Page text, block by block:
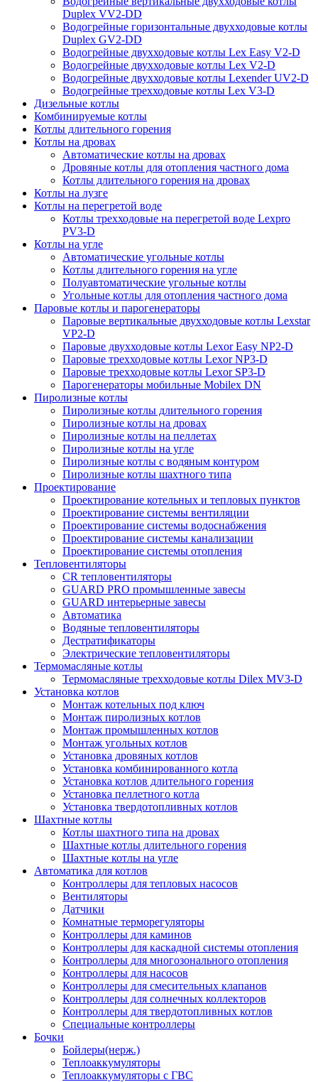
Duplex VV2-DD
Водогрейные горизонтальные двухходовые котлы
Duplex GV2-DD
Водогрейные двухходовые котлы Lex Easy V2-D
Водогрейные двухходовые котлы Lex V2-D
Водогрейные двухходовые котлы Lexender UV2-D
Водогрейные трехходовые котлы Lex V3-D
Дизельные котлы
Комбинируемые котлы
Котлы длительного горения
Котлы на дровах
Автоматические котлы на дровах
Дровяные котлы для отопления частного дома
Котлы длительного горения на дровах
Котлы на лузге
Котлы на перегретой воде
Котлы трехходовые на перегретой воде Lexpro
PV3-D
Котлы на угле
Автоматические угольные котлы
Котлы длительного горения на угле
Полуавтоматические угольные котлы
Угольные котлы для отопления частного дома
Паровые котлы и парогенераторы
Паровые вертикальные двухходовые котлы Lexstar
VP2-D
Паровые двухходовые котлы Lexor Easy NP2-D
Паровые трехходовые котлы Lexor NP3-D
Паровые трехходовые котлы Lexor SP3-D
Парогенераторы мобильные Mobilex DN
Пиролизные котлы
Пиролизные котлы длительного горения
Пиролизные котлы на дровах
Пиролизные котлы на пеллетах
Пиролизные котлы на угле
Пиролизные котлы с водяным контуром
Пиролизные котлы шахтного типа
Проектирование
Проектирование котельных и тепловых пунктов
Проектирование системы вентиляции
Проектирование системы водоснабжения
Проектирование системы канализации
Проектирование системы отопления
Тепловентиляторы
CR тепловентиляторы
GUARD PRO промышленные завесы
GUARD интерьерные завесы
Автоматика
Водяные тепловентиляторы
Дестратификаторы
Электрические тепловентиляторы
Термомасляные котлы
Термомасляные трехходовые котлы Dilex MV3-D
Установка котлов
Монтаж котельных под ключ
Монтаж пиролизных котлов
Монтаж промышленных котлов
Монтаж угольных котлов
Установка дровяных котлов
Установка комбинированного котла
Установка котлов длительного горения
Установка пеллетного котла
Установка твердотопливных котлов
Шахтные котлы
Котлы шахтного типа на дровах
Шахтные котлы длительного горения
Шахтные котлы на угле
Автоматика для котлов
Контроллеры для тепловых насосов
Вентиляторы
Датчики
Комнатные терморегуляторы
Контроллеры для каминов
Контроллеры для каскадной системы отопления
Контроллеры для многозонального отопления
Контроллеры для насосов
Контроллеры для смесительных клапанов
Контроллеры для солнечных коллекторов
Контроллеры для твердотопливных котлов
Специальные контроллеры
Бочки
Бойлеры(нерж.)
Теплоаккумуляторы
Теплоаккумуляторы с ГВС